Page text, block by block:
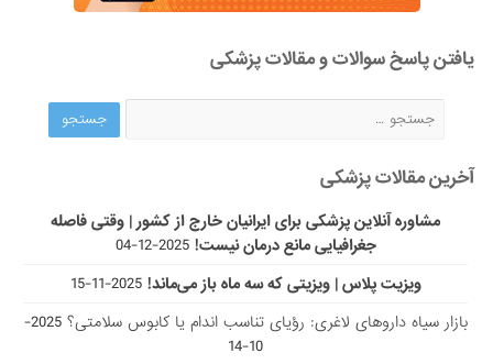
یافتن پاسخ سوالات و مقالات پزشکی
آخرین مقالات پزشکی
مشاوره آنلاین پزشکی برای ایرانیان خارج از کشور | وقتی فاصله
جغرافیایی مانع درمان نیست! 2025-12-04
ویزیت پلاس | ویزیتی که سه ماه باز می‌ماند! 2025-11-15
بازار سیاه داروهای لاغری: رؤیای تناسب اندام یا کابوس سلامتی؟
2025-
10-14